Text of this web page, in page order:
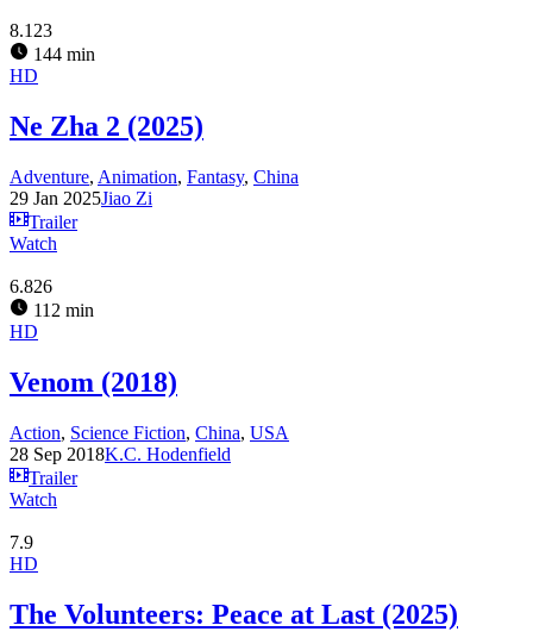
8.123
144 min
HD
Ne Zha 2 (2025)
Adventure, Animation, Fantasy, China
29 Jan 2025Jiao Zi
Trailer
Watch
6.826
112 min
HD
Venom (2018)
Action, Science Fiction, China, USA
28 Sep 2018K.C. Hodenfield
Trailer
Watch
7.9
HD
The Volunteers: Peace at Last (2025)